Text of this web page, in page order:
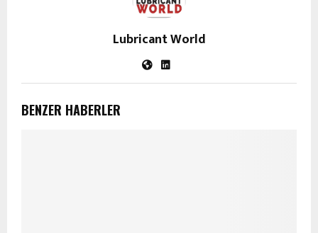
Lubricant World
BENZER HABERLER